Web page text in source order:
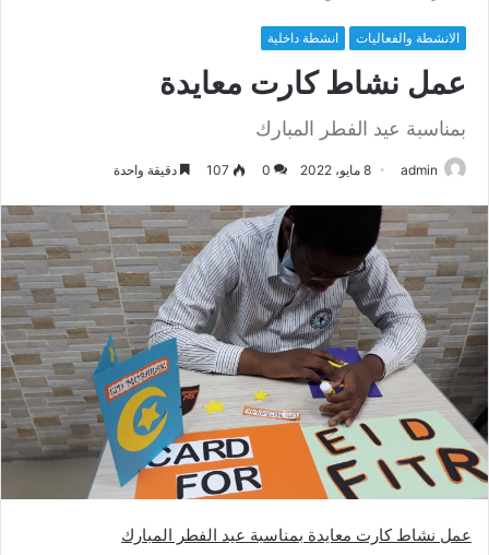
الانشطة والفعاليات انشطة داخلية
عمل نشاط كارت معايدة
بمناسبة عيد الفطر المبارك
admin 8 مايو، 2022 0
107 دقيقة واحدة
عمل نشاط كارت معايدة بمناسبة عيد الفطر المبارك